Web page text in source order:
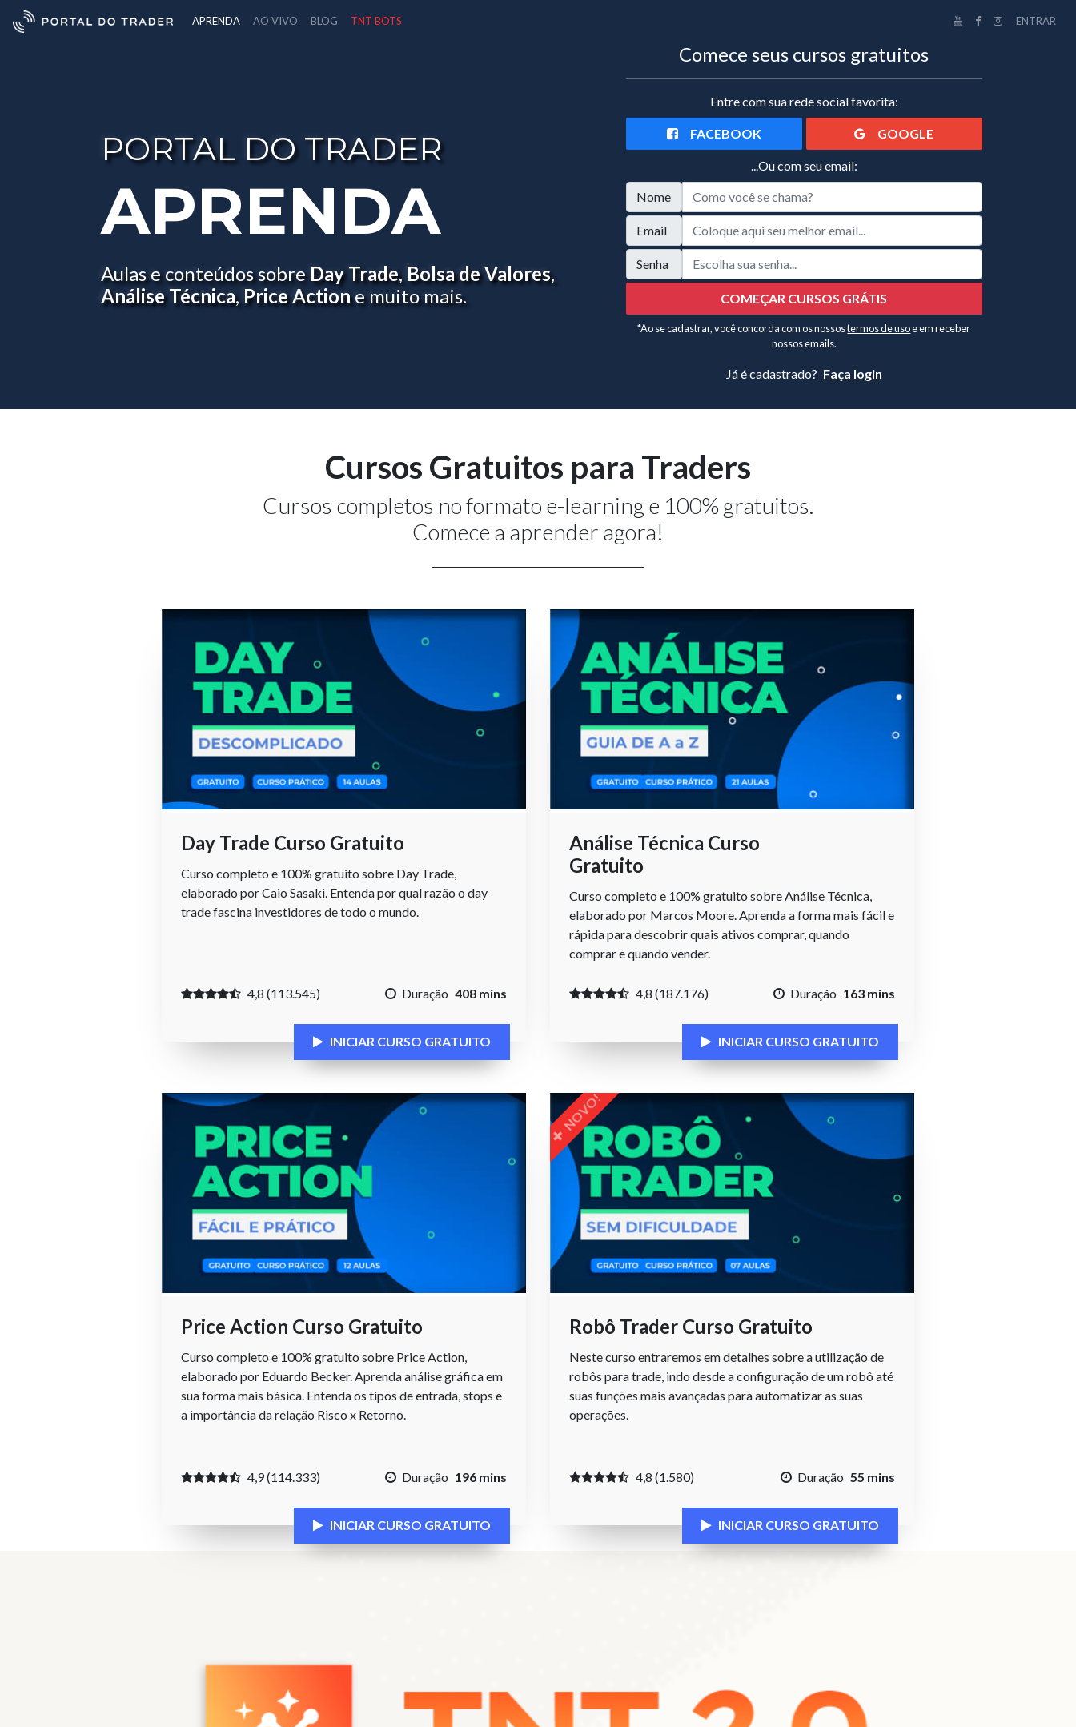
APRENDA AO VIVO BLOG TNT BOTS ENTRAR
PORTAL DO TRADER
APRENDA
Aulas e conteúdos sobreDay Trade, Bolsa de Valores,
Análise Técnica, Price Actione muito mais.
Comece seus cursos gratuitos
Entre com sua rede social favorita:
FACEBOOK GOOGLE
...Ou com seu email:
Nome
Email
Senha
COMEÇAR CURSOS GRÁTIS
*Ao se cadastrar, você concorda com os nossostermos de usoe em receber
nossos emails.
Já é cadastrado? Faça login
Cursos Gratuitos para Traders
Cursos completos no formato e-learning e 100% gratuitos.
Comece a aprender agora!
Day Trade Curso Gratuito
Curso completo e 100% gratuito sobre Day Trade,
elaborado por Caio Sasaki. Entenda por qual razão o day
trade fascina investidores de todo o mundo.
4,8 (113.545) Duração 408 mins
INICIAR CURSO GRATUITO
Análise Técnica Curso
Gratuito
Curso completo e 100% gratuito sobre Análise Técnica,
elaborado por Marcos Moore. Aprenda a forma mais fácil e
rápida para descobrir quais ativos comprar, quando
comprar e quando vender.
4,8 (187.176) Duração 163 mins
INICIAR CURSO GRATUITO
Price Action Curso Gratuito
Curso completo e 100% gratuito sobre Price Action,
elaborado por Eduardo Becker. Aprenda análise gráfica em
sua forma mais básica. Entenda os tipos de entrada, stops e
a importância da relação Risco x Retorno.
4,9 (114.333) Duração 196 mins
INICIAR CURSO GRATUITO
NOVO!
Robô Trader Curso Gratuito
Neste curso entraremos em detalhes sobre a utilização de
robôs para trade, indo desde a configuração de um robô até
suas funções mais avançadas para automatizar as suas
operações.
4,8 (1.580) Duração 55 mins
INICIAR CURSO GRATUITO